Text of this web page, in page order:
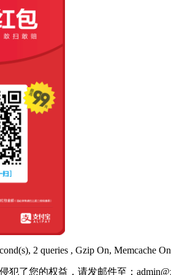
2 queries , Gzip On, Memcache
犯了您的权益，请发邮件至：